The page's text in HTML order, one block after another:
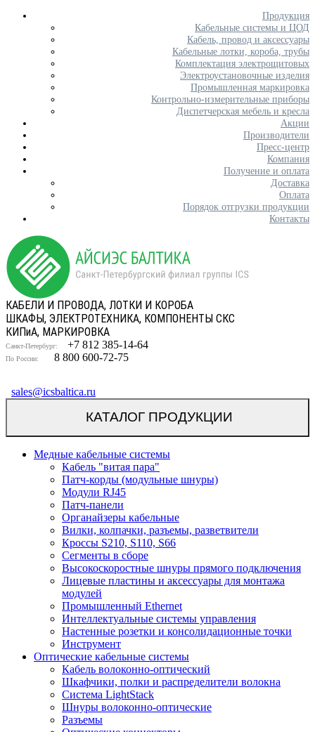
Продукция
Кабельные системы и ЦОД
Кабель, провод и аксессуары
Кабельные лотки, короба, трубы
Комплектация электрощитовых
Электроустановочные изделия
Промышленная маркировка
Контрольно-измерительные приборы
Диспетчерская мебель и кресла
Акции
Производители
Пресс-центр
Компания
Получение и оплата
Доставка
Оплата
Порядок отгрузки продукции
Контакты
КАБЕЛИ И ПРОВОДА, ЛОТКИ И КОРОБА
ШКАФЫ, ЭЛЕКТРОТЕХНИКА, КОМПОНЕНТЫ СКС
КИПиА, МАРКИРОВКА
Санкт-Петербург: +7 812 385-14-64
По России: 8 800 600-72-75
sales@icsbaltica.ru
КАТАЛОГ ПРОДУКЦИИ
Медные кабельные системы
Кабель "витая пара"
Патч-корды (модульные шнуры)
Модули RJ45
Патч-панели
Органайзеры кабельные
Вилки, колпачки, разъемы, разветвители
Кроссы S210, S110, S66
Сегменты в сборе
Высокоскоростные шнуры прямого подключения
Лицевые пластины и аксессуары для монтажа
модулей
Промышленный Ethernet
Интеллектуальные системы управления
Настенные розетки и консолидационные точки
Инструмент
Оптические кабельные системы
Кабель волоконно-оптический
Шкафчики, полки и распределители волокна
Система LightStack
Шнуры волоконно-оптические
Разъемы